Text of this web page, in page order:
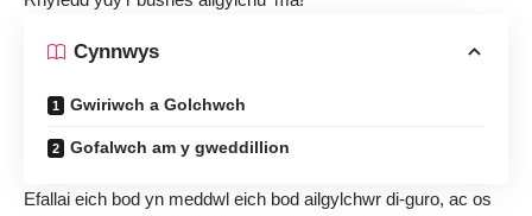
Cynnwys
Gwiriwch a Golchwch
Gofalwch am y gweddillion
Efallai eich bod yn meddwl eich bod ailgylchwr di-guro, ac os